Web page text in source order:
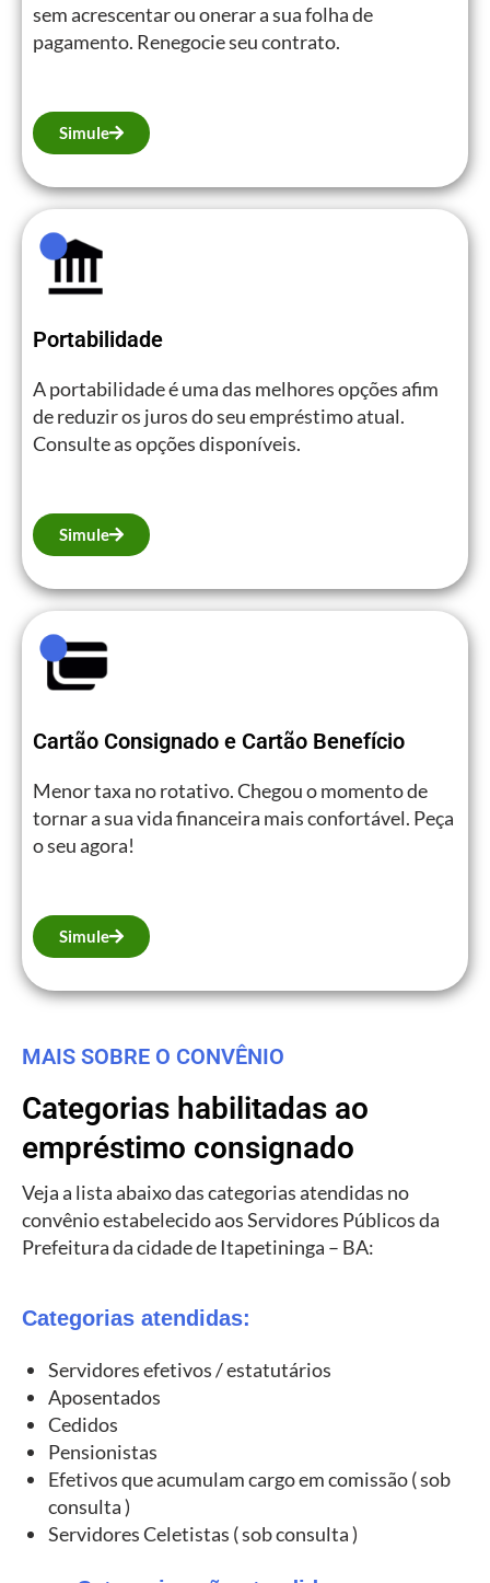
sem acrescentar ou onerar a sua folha de
pagamento. Renegocie seu contrato.
Simule
Portabilidade
A portabilidade é uma das melhores opções afim
de reduzir os juros do seu empréstimo atual.
Consulte as opções disponíveis.
Simule
Cartão Consignado e Cartão Benefício
Menor taxa no rotativo. Chegou o momento de
tornar a sua vida financeira mais confortável. Peça
o seu agora!
Simule
MAIS SOBRE O CONVÊNIO
Categorias habilitadas ao
empréstimo consignado
Veja a lista abaixo das categorias atendidas no
convênio estabelecido aos Servidores Públicos da
Prefeitura da cidade de Itapetininga – BA:
Categorias atendidas:
Servidores efetivos / estatutários
Aposentados
Cedidos
Pensionistas
Efetivos que acumulam cargo em comissão ( sob
consulta )
Servidores Celetistas ( sob consulta )